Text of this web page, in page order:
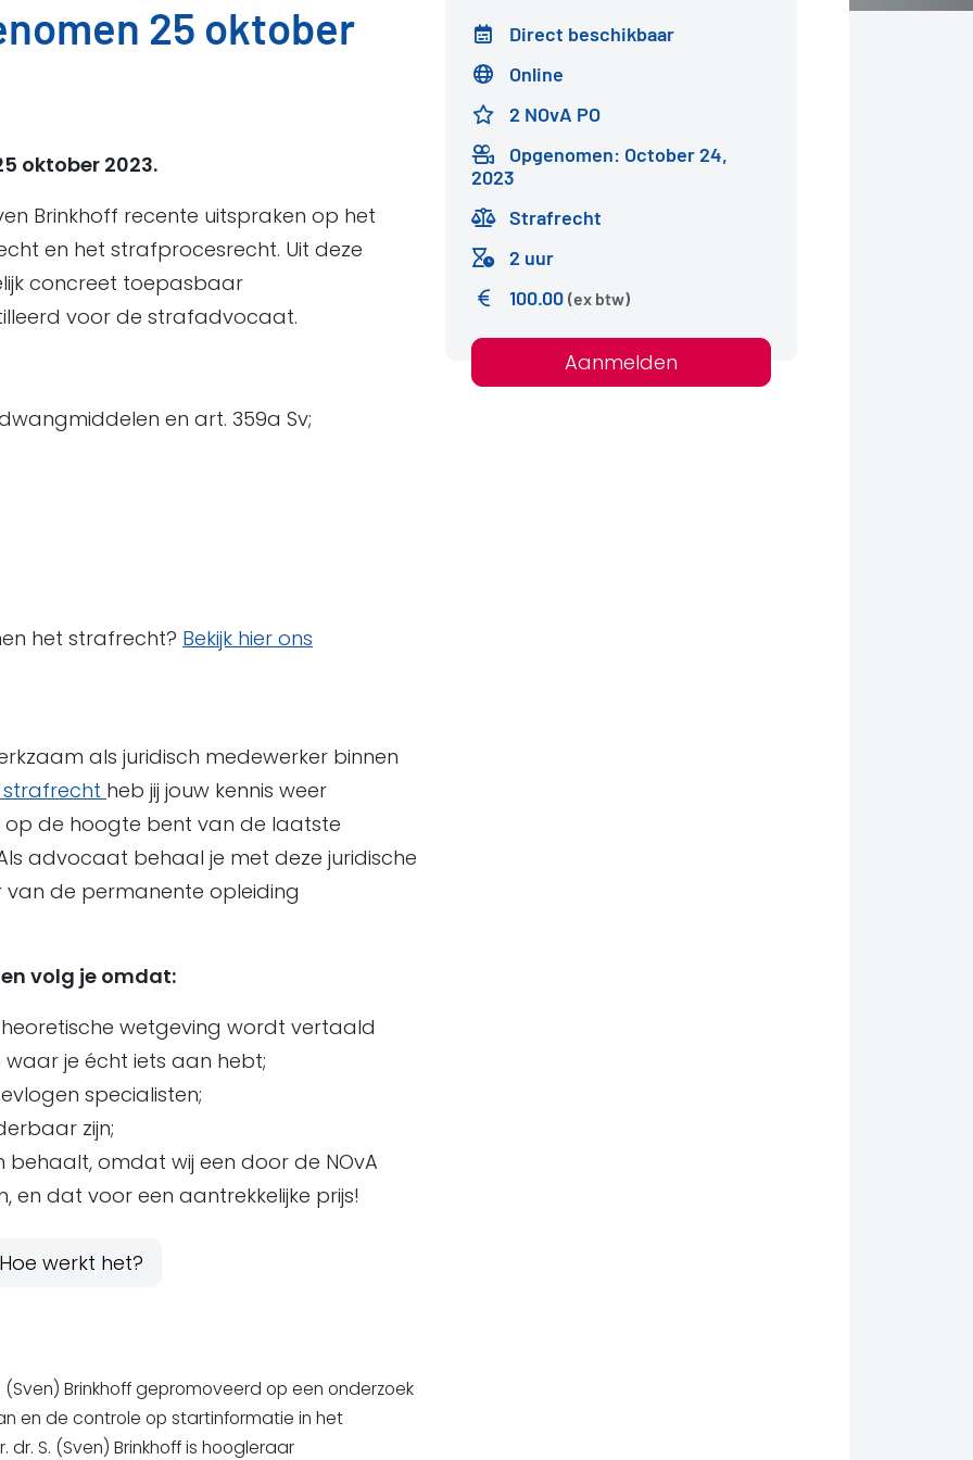
25 oktober
oktober 2023.
Brinkhoff recente uitspraken op het
en het strafprocesrecht. Uit deze
concreet toepasbaar
voor de strafadvocaat.
en art. 359a Sv;
het strafrecht? Bekijk hier ons
als juridisch medewerker binnen
strafrecht heb jij jouw kennis weer
de hoogte bent van de laatste
advocaat behaal je met deze juridische
van de permanente opleiding
volg je omdat:
wetgeving wordt vertaald
je écht iets aan hebt;
specialisten;
zijn;
omdat wij een door de NOvA
en dat voor een aantrekkelijke prijs!
Hoe werkt het?
(Sven) Brinkhoff gepromoveerd op een onderzoek
en de controle op startinformatie in het
dr. S. (Sven) Brinkhoff is hoogleraar
Direct beschikbaar
Online
2 NOvA PO
Opgenomen: October 24,
2023
Strafrecht
2 uur
100.00 (ex btw)
Aanmelden